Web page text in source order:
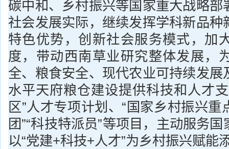
碳中和、乡村振兴等国家重大战略部
社会发展实际，继续发挥学科新品种
特色优势，创新社会服务模式，加
度，带动西南草业研究整体发展，
全、粮食安全、现代农业可持续发展
水平天府粮仓建设提供科技和人才
区”人才专项计划、“国家乡村振兴
团”“科技特派员”等项目，主动服务
以“党建+科技+人才”为乡村振兴赋能